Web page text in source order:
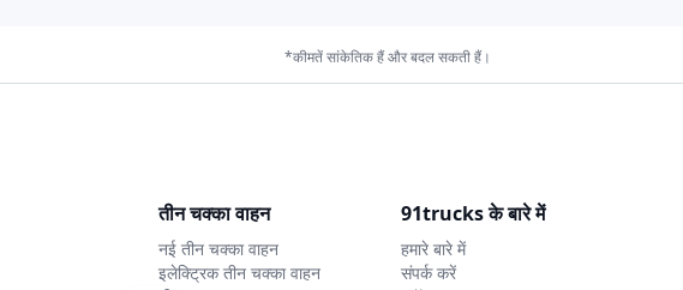
*कीमतें सांकेतिक हैं और बदल सकती हैं।
तीन चक्का वाहन
नई तीन चक्का वाहन
इलेक्ट्रिक तीन चक्का वाहन
91trucks के बारे में
हमारे बारे में
संपर्क करें